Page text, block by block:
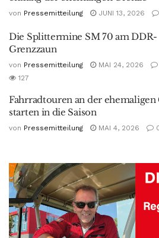
von Pressemitteilung JUNI 13, 2026
Die Splittermine SM 70 am DDR-
Grenzzaun
von Pressemitteilung MAI 24, 2026
127
Fahrradtouren an der ehemaligen
starten in die Saison
von Pressemitteilung MAI 4, 2026